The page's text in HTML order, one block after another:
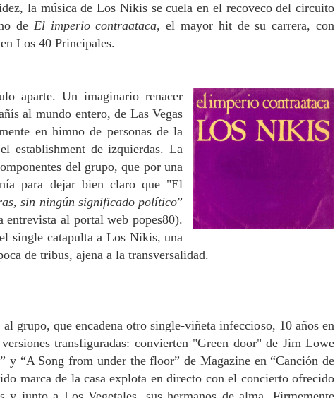
la música de Los Nikis se cuela en el recoveco del circuito
de El imperio contraataca, el mayor hit de su carrera, con
Los 40 Principales.
aparte. Un imaginario renacer
al mundo entero, de Las Vegas
en himno de personas de la
establishment de izquierdas. La
del grupo, que por una
para dejar bien claro que "El
sin ningún significado político”
al portal web popes80).
single catapulta a Los Nikis, una
de tribus, ajena a la transversalidad.
grupo, que encadena otro single-viñeta infeccioso, 10 años en
transfiguradas: convierten "Green door" de Jim Lowe
y “A Song from under the floor” de Magazine en “Canción de
marca de la casa explota en directo con el concierto ofrecido